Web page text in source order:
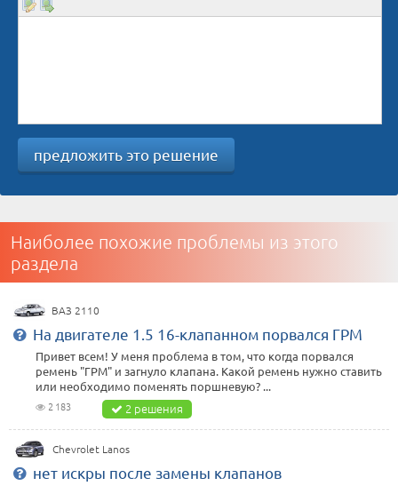
предложить это решение
Наиболее похожие проблемы из этого
раздела
ВАЗ 2110
На двигателе 1.5 16-клапанном порвался ГРМ
Привет всем! У меня проблема в том, что когда порвался
ремень "ГРМ" и загнуло клапана. Какой ремень нужно ставить
или необходимо поменять поршневую? ...
2 183 2 решения
Chevrolet Lanos
нет искры после замены клапанов